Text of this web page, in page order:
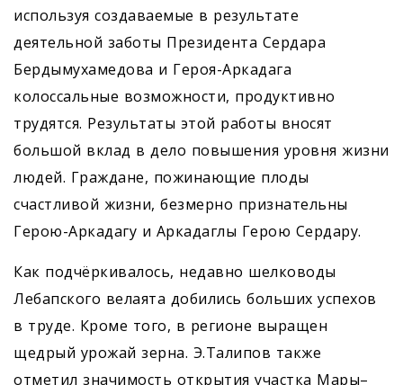
используя создаваемые в результате
деятельной заботы Президента Сердара
Бердымухамедова и Героя-­Аркадага
колоссальные возможности, продуктивно
трудятся. Результаты этой работы вносят
большой вклад в дело повышения уровня жизни
людей. Граждане, пожинающие плоды
счастливой жизни, безмерно признательны
Герою-Аркадагу и Аркадаглы Герою Сердару.
Как подчёркивалось, недавно шелководы
Лебапского велаята добились больших успехов
в труде. Кроме того, в регионе выращен
щедрый урожай зерна. Э.Талипов также
отметил значимость открытия участка Мары–